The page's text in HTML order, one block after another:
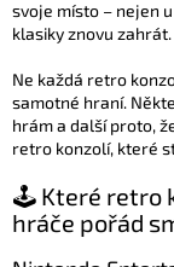
svoje místo – nejen
klasiky znovu zahrát.
Ne každá retro
samotné hraní.
hrám a další proto,
retro konzolí, které
🕹️ Které retro
hráče pořád